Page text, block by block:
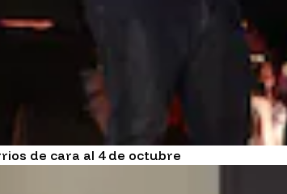
de cara al 4 de octubre